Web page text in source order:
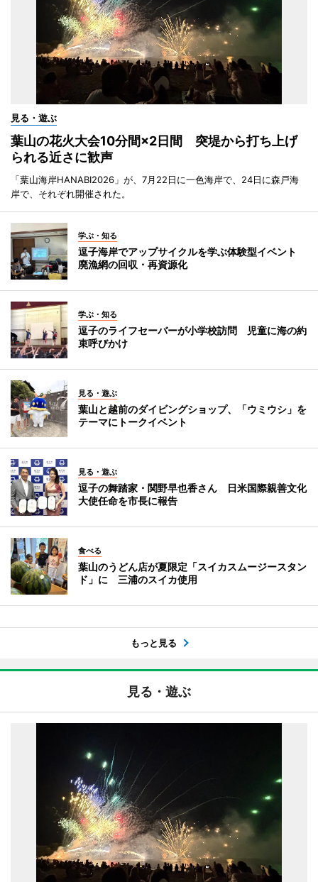
見る・遊ぶ
葉山の花火大会10分間×2日間 突堤から打ち上げ
られる近さに歓声
「葉山海岸HANABI2026」が、7月22日に一色海岸で、24日に森戸海
岸で、それぞれ開催された。
学ぶ・知る
逗子海岸でアップサイクルを学ぶ体験型イベント
廃漁網の回収・再資源化
学ぶ・知る
逗子のライフセーバーが小学校訪問 児童に海の約
束呼びかけ
見る・遊ぶ
葉山と越前のダイビングショップ、「ウミウシ」を
テーマにトークイベント
見る・遊ぶ
逗子の舞踏家・関野早也香さん 日米国際親善文化
大使任命を市長に報告
食べる
葉山のうどん店が夏限定「スイカスムージースタン
ド」に 三浦のスイカ使用
もっと見る
見る・遊ぶ